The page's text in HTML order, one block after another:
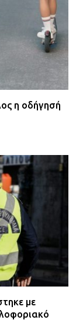
η οδήγησή
με